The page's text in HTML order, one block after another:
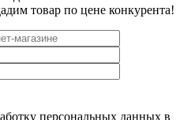
товар по цене конкурента!
персональных данных в